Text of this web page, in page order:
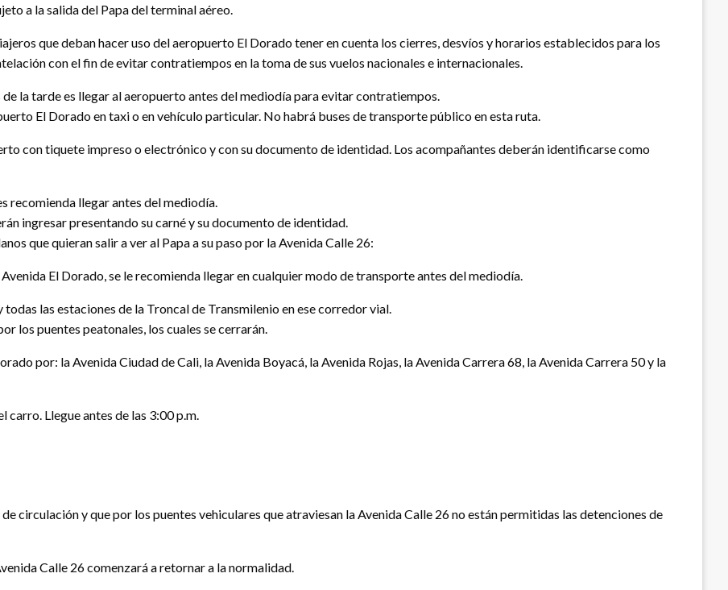
a la salida del Papa del terminal aéreo.
que deban hacer uso del aeropuerto El Dorado tener en cuenta los cierres, desvíos y horarios establecidos para los
con el fin de evitar contratiempos en la toma de sus vuelos nacionales e internacionales.
la tarde es llegar al aeropuerto antes del mediodía para evitar contratiempos.
El Dorado en taxi o en vehículo particular. No habrá buses de transporte público en esta ruta.
con tiquete impreso o electrónico y con su documento de identidad. Los acompañantes deberán identificarse como
recomienda llegar antes del mediodía.
ingresar presentando su carné y su documento de identidad.
que quieran salir a ver al Papa a su paso por la Avenida Calle 26:
El Dorado, se le recomienda llegar en cualquier modo de transporte antes del mediodía.
todas las estaciones de la Troncal de Transmilenio en ese corredor vial.
los puentes peatonales, los cuales se cerrarán.
por: la Avenida Ciudad de Cali, la Avenida Boyacá, la Avenida Rojas, la Avenida Carrera 68, la Avenida Carrera 50 y la
carro. Llegue antes de las 3:00 p.m.
circulación y que por los puentes vehiculares que atraviesan la Avenida Calle 26 no están permitidas las detenciones de
Calle 26 comenzará a retornar a la normalidad.